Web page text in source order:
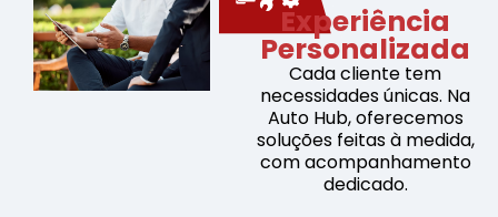
Experiência
Personalizada
Cada cliente tem
necessidades únicas. Na
Auto Hub, oferecemos
soluções feitas à medida,
com acompanhamento
dedicado.